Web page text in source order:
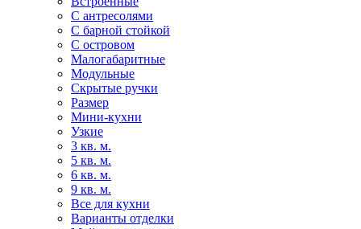
С антресолями
С барной стойкой
С островом
Малогабаритные
Модульные
Скрытые ручки
Размер
Мини-кухни
Узкие
3 кв. м.
5 кв. м.
6 кв. м.
9 кв. м.
Все для кухни
Варианты отделки